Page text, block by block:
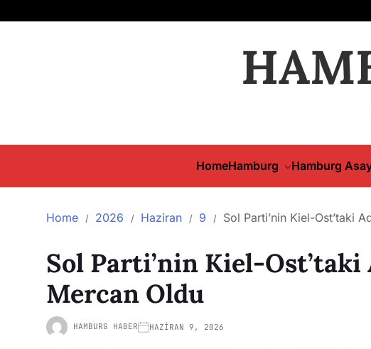
HomeHamburg Hamburg
Home 2026 Haziran 9 Sol Parti’nin Kiel-Ost’taki
Sol Parti’nin Kiel-Ost’taki
Mercan Oldu
HAMBURG HABER HAZIRAN 9, 2026